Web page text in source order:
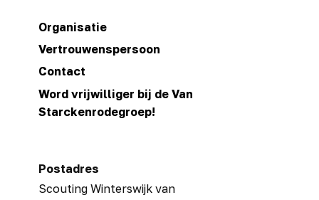
meer:
trainingsdag:
snijtechnieken
en
Organisatie
Vertrouwenspersoon
Contact
Word vrijwilliger bij de Van
Starckenrodegroep!
Postadres
Scouting Winterswijk van